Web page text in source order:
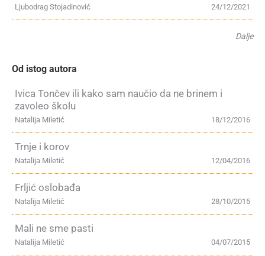
24/12/2021
Ljubodrag Stojadinović
Dalje
Od istog autora
Ivica Tončev ili kako sam naučio da ne brinem i
zavoleo školu
18/12/2016
Natalija Miletić
Trnje i korov
12/04/2016
Natalija Miletić
Frljić oslobađa
28/10/2015
Natalija Miletić
Mali ne sme pasti
04/07/2015
Natalija Miletić